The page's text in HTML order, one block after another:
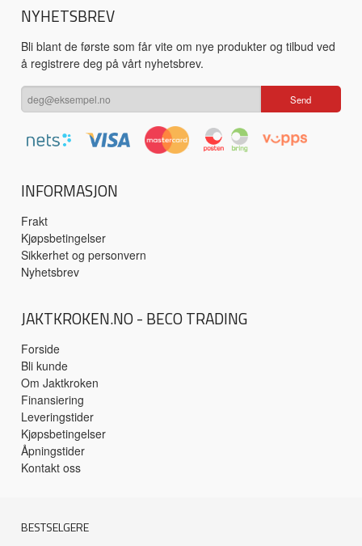
NYHETSBREV
Bli blant de første som får vite om nye produkter og tilbud ved
å registrere deg på vårt nyhetsbrev.
INFORMASJON
Frakt
Kjøpsbetingelser
Sikkerhet og personvern
Nyhetsbrev
JAKTKROKEN.NO - BECO TRADING
Forside
Bli kunde
Om Jaktkroken
Finansiering
Leveringstider
Kjøpsbetingelser
Åpningstider
Kontakt oss
BESTSELGERE